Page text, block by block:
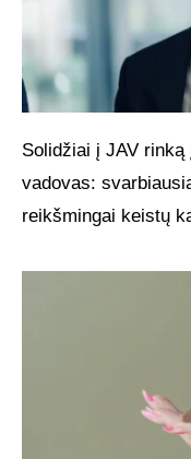
Solidžiai į JAV
vadovas:
reikšmingai keistų